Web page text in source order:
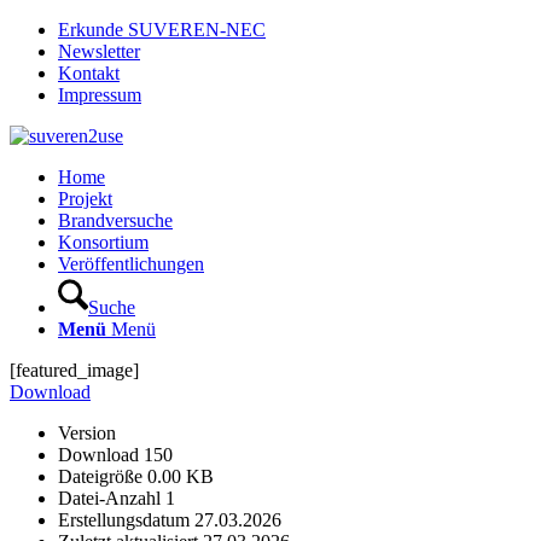
Erkunde SUVEREN-NEC
Newsletter
Kontakt
Impressum
Home
Projekt
Brandversuche
Konsortium
Veröffentlichungen
Suche
Menü Menü
[featured_image]
Download
Version
Download 150
Dateigröße 0.00 KB
Datei-Anzahl 1
Erstellungsdatum 27.03.2026